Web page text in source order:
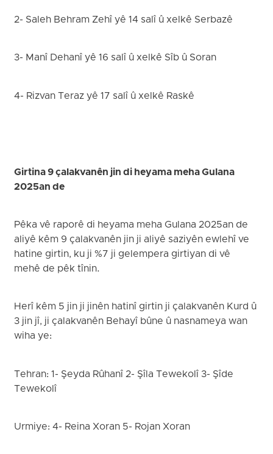
2- Saleh Behram Zehî yê 14 salî û xelkê Serbazê
3- Manî Dehanî yê 16 salî û xelkê Sîb û Soran
4- Rizvan Teraz yê 17 salî û xelkê Raskê
Girtina 9 çalakvanên jin di heyama meha Gulana
2025an de
Pêka vê raporê di heyama meha Gulana 2025an de
aliyê kêm 9 çalakvanên jin ji aliyê saziyên ewlehî ve
hatine girtin, ku ji %7 ji gelempera girtiyan di vê
mehê de pêk tînin.
Herî kêm 5 jin ji jinên hatinî girtin ji çalakvanên Kurd û
3 jin jî, ji çalakvanên Behayî bûne û nasnameya wan
wiha ye:
Tehran: 1- Şeyda Rûhanî 2- Şîla Tewekolî 3- Şîde
Tewekolî
Urmiye: 4- Reina Xoran 5- Rojan Xoran